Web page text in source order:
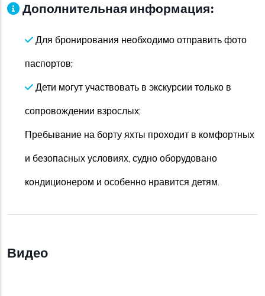
Дополнительная информация:
Для бронирования необходимо отправить фото
паспортов;
Дети могут участвовать в экскурсии только в
сопровождении взрослых;
Пребывание на борту яхты проходит в комфортных
и безопасных условиях, судно оборудовано
кондиционером и особенно нравится детям.
Видео